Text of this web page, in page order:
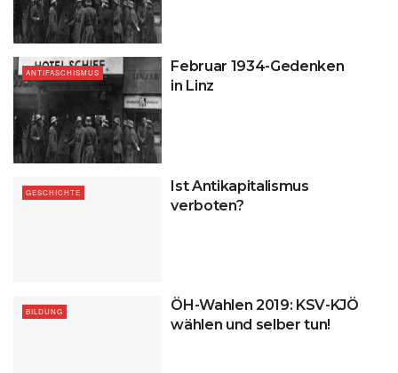
ANTIFASCHISMUS
Februar 1934-Gedenken
in Linz
GESCHICHTE
Ist Antikapitalismus
verboten?
BILDUNG
ÖH-Wahlen 2019: KSV-KJÖ
wählen und selber tun!